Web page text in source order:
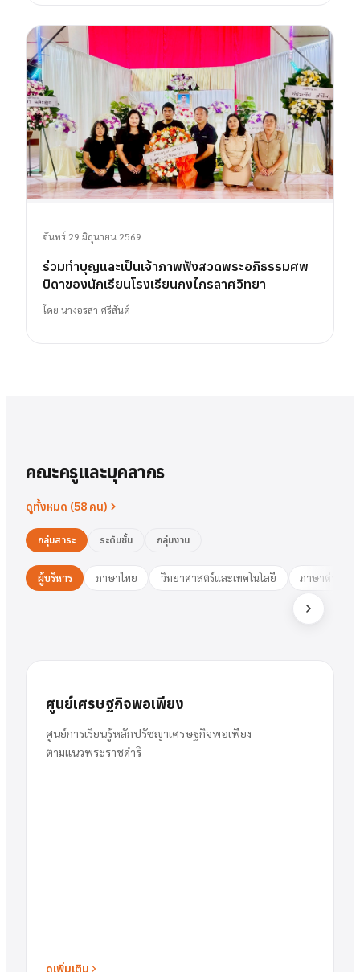
จันทร์ 29 มิถุนายน 2569
ร่วมทำบุญและเป็นเจ้าภาพฟังสวดพระอภิธรรมศพ
บิดาของนักเรียนโรงเรียนกงไกรลาศวิทยา
โดย นางอรสา ศรีสันต์
คณะครูและบุคลากร
ดูทั้งหมด (58 คน)
กลุ่มสาระ ระดับชั้น กลุ่มงาน
ผู้บริหาร ภาษาไทย วิทยาศาสตร์และเทคโนโลยี ภาษาต่างประ
นายสารัตน์ พวงเงิน
พวงเงิน
ผู้อำนวยการ
นางสาวชมพูนุท ศรีฟ้า
ศูนย์เศรษฐกิจพอเพียง
ศูนย์การเรียนรู้หลักปรัชญาเศรษฐกิจพอเพียง
ตามแนวพระราชดำริ
ดูเพิ่มเติม